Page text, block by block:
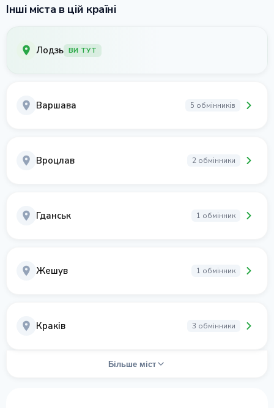
Інші міста в цій країні
Лодзь ВИ ТУТ
Варшава 5 обмінників
Вроцлав 2 обмінники
Гданськ 1 обмінник
Жешув 1 обмінник
Краків 3 обмінники
Більше міст